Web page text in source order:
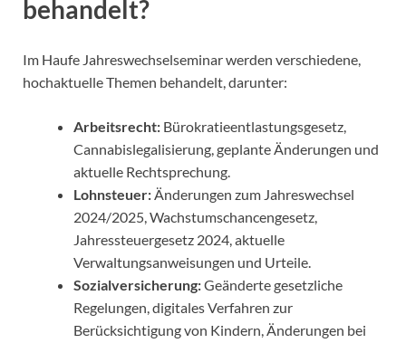
behandelt?
Im Haufe Jahreswechselseminar werden verschiedene,
hochaktuelle Themen behandelt, darunter:
Arbeitsrecht: Bürokratieentlastungsgesetz,
Cannabislegalisierung, geplante Änderungen und
aktuelle Rechtsprechung.
Lohnsteuer:Änderungen zum Jahreswechsel
2024/2025, Wachstumschancengesetz,
Jahressteuergesetz 2024, aktuelle
Verwaltungsanweisungen und Urteile.
Sozialversicherung:Geänderte gesetzliche
Regelungen, digitales Verfahren zur
Berücksichtigung von Kindern, Änderungen bei